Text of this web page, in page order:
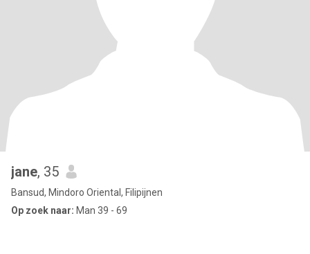
jane, 35
Bansud, Mindoro Oriental, Filipijnen
Op zoek naar: Man 39 - 69